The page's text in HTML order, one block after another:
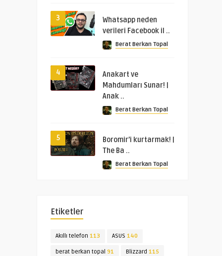
3
Whatsapp neden
verileri Facebook il ..
Berat Berkan Topal
4
Anakart ve
Mahdumları Sunar! |
Anak ..
Berat Berkan Topal
5
Boromir’i kurtarmak! |
The Ba ..
Berat Berkan Topal
Etiketler
Akıllı telefon 113 ASUS 140
berat berkan topal 91 Blizzard 115